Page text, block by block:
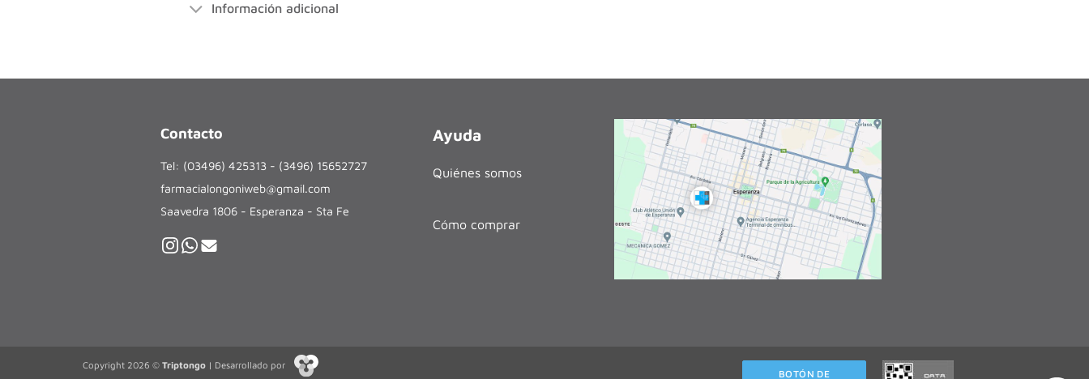
Información adicional
Contacto
Tel: (03496) 425313 - (3496) 15652727
farmacialongoniweb@gmail.com
Saavedra 1806 - Esperanza - Sta Fe
Ayuda
Quiénes somos
Cómo comprar
BOTÓN DE
Copyright 2026 © Triptongo | Desarrollado por